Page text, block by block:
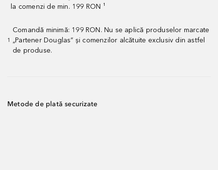
la comenzi de min. 199 RON ¹
1
Comandă minimă: 199 RON. Nu se aplică produselor marcate
„Partener Douglas” și comenzilor alcătuite exclusiv din astfel
de produse.
Metode de plată securizate